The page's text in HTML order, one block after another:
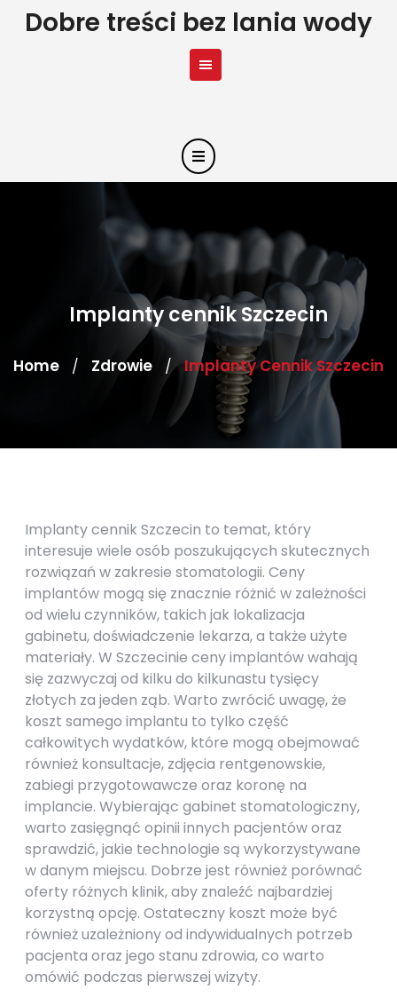
SkipDobre treści bez lania wody
Implanty cennik Szczecin
Home / Zdrowie / Implanty Cennik Szczecin
Implanty cennik Szczecin to temat, który
interesuje wiele osób poszukujących skutecznych
rozwiązań w zakresie stomatologii. Ceny
implantów mogą się znacznie różnić w zależności
od wielu czynników, takich jak lokalizacja
gabinetu, doświadczenie lekarza, a także użyte
materiały. W Szczecinie ceny implantów wahają
się zazwyczaj od kilku do kilkunastu tysięcy
złotych za jeden ząb. Warto zwrócić uwagę, że
koszt samego implantu to tylko część
całkowitych wydatków, które mogą obejmować
również konsultacje, zdjęcia rentgenowskie,
zabiegi przygotowawcze oraz koronę na
implancie. Wybierając gabinet stomatologiczny,
warto zasięgnąć opinii innych pacjentów oraz
sprawdzić, jakie technologie są wykorzystywane
w danym miejscu. Dobrze jest również porównać
oferty różnych klinik, aby znaleźć najbardziej
korzystną opcję. Ostateczny koszt może być
również uzależniony od indywidualnych potrzeb
pacjenta oraz jego stanu zdrowia, co warto
omówić podczas pierwszej wizyty.